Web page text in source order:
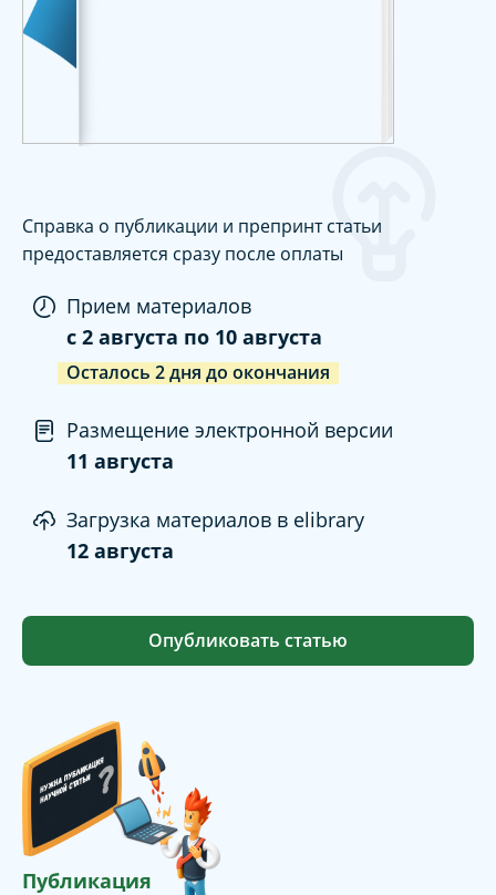
Справка о публикации и препринт статьи
предоставляется сразу после оплаты
Прием материалов
c 2 августа по 10 августа
Осталось 2дня до окончания
Размещение электронной версии
11 августа
Загрузка материалов в elibrary
12 августа
Опубликовать статью
Публикация